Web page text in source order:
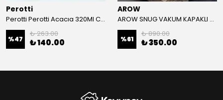
Perotti
Perotti Perotti Acacıa 320Ml Cam Kavanoz 6*15
%47
₺ 263.00
₺ 140.00
AROW
AROW SNUG VAKUM KAPAKLI CAM SAKLAMA KABI 1500 ML
%61
₺ 890.00
₺ 350.00